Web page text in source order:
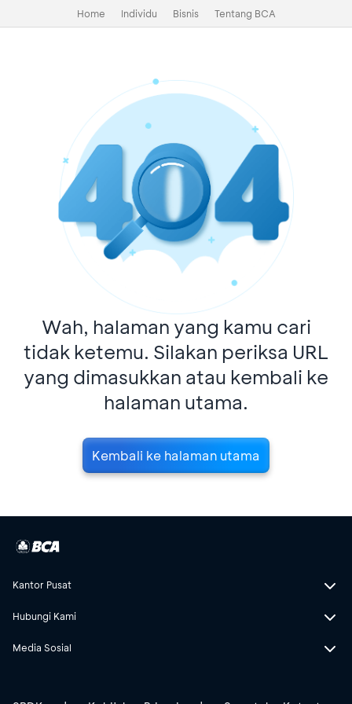
Home Individu Bisnis Tentang BCA
Wah, halaman yang kamu cari
tidak ketemu. Silakan periksa URL
yang dimasukkan atau kembali ke
halaman utama.
Kembali ke halaman utama
Kantor Pusat
Hubungi Kami
Media Sosial